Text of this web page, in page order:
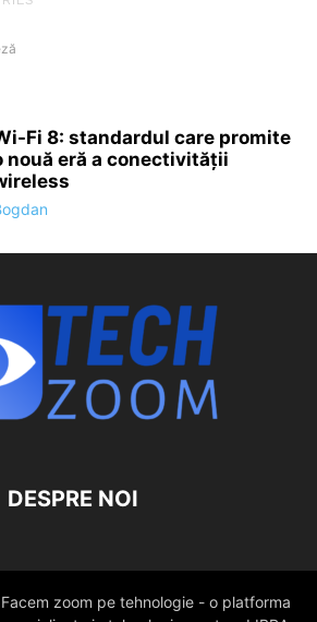
Fi 8: standardul care promite
nouă eră a conectivității
DESPRE NOI
zoom pe tehnologie - o platforma